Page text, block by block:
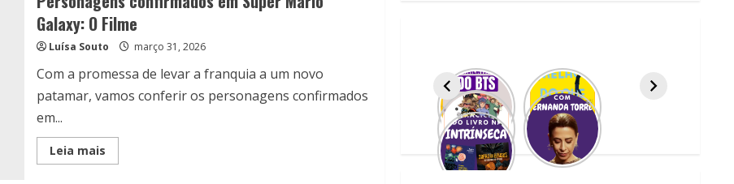
Galaxy: O Filme
Luísa Souto março 31, 2026
Com a promessa de levar a franquia a um novo
patamar, vamos conferir os personagens confirmados
em...
Leia maisRead
more